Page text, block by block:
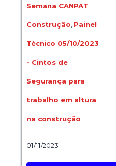
Semana CANPAT
Construção Painel
Técnico 05/10/2023
- Cintos de
Segurança para
trabalho em altura
na construção
01/11/2023